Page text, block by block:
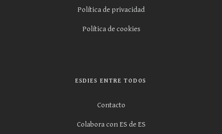
Política de privacidad
Política de cookies
ESDIES ENTRE TODOS
Contacto
Colabora con ES de ES